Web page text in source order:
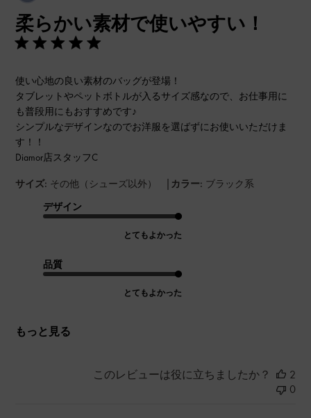
柔らかい素材で使いやすい！
使い心地の良い素材のバッグが登場！
タブレットやペットボトルが入るサイズ感なので、お仕事用に
も普段用にもおすすめです♪
シンプルなデザインなのでお洋服を選ばずにお使いいただけま
す！！
Diamor店スタッフC
サイズ: その他（シューズ以外） | カラー: ブラック系
デザイン
とてもよかった
品質
とてもよかった
もっと見る
このレビューは役に立ちましたか？
2
0